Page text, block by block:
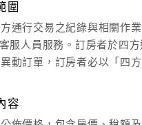
圍
通行交易之紀錄與相關作
服人員服務。訂房者於四
動訂單，訂房者必以「四
容